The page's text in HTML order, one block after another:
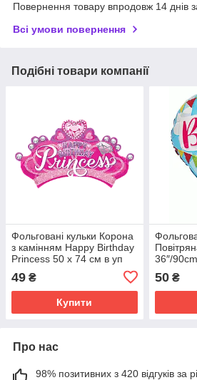
Повернення товару впродовж 14 днів
Всі умови повернення
Подібні товари компанії
Фольговані кульки Корона
з камінням Happy Birthday
Princess 50 х 74 см в уп
49 ₴
Купити
36″/
50₴
Про нас
98% позитивних з 420 відгуків за